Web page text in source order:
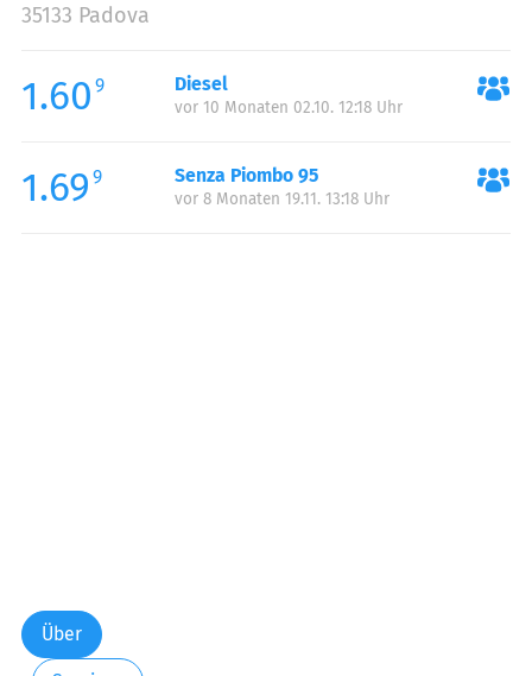
35133 Padova
1.60 9 Diesel
vor 10 Monaten 02.10. 12:18 Uhr
1.69 9 Senza Piombo 95
vor 8 Monaten 19.11. 13:18 Uhr
Über